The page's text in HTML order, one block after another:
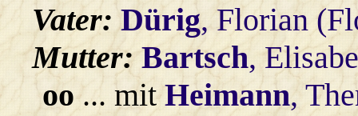
Vater:Dürig, Florian
Mutter:Bartsch,
oo... mitHeimann,